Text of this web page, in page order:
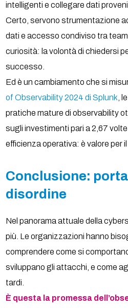
intelligenti e collegare dati
Certo, servono strumentazione
dati e accesso condiviso tra
curiosità: la volontà di chiedersi
successo.
Ed è un cambiamento che si
of Observability 2024 di Splunk ,
pratiche mature di observability
sugli investimenti pari a 2,67
efficienza operativa: è valore per
Conclusione:
disordine
Nel panorama attuale della
più. Le organizzazioni hanno
comprendere come si
sviluppano gli attacchi, e come
tardi.
È questa la promessa